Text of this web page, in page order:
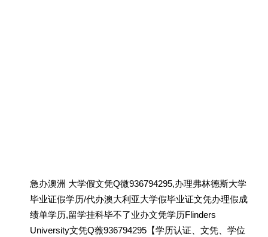
急办澳洲 大学假文凭Q微936794295,办理弗林德斯大学
毕业证假学历/代办澳大利亚大学假毕业证文凭办理假成
绩单学历,留学挂科毕不了业办文凭学历Flinders
University文凭Q薇936794295【学历认证、文凭、学位